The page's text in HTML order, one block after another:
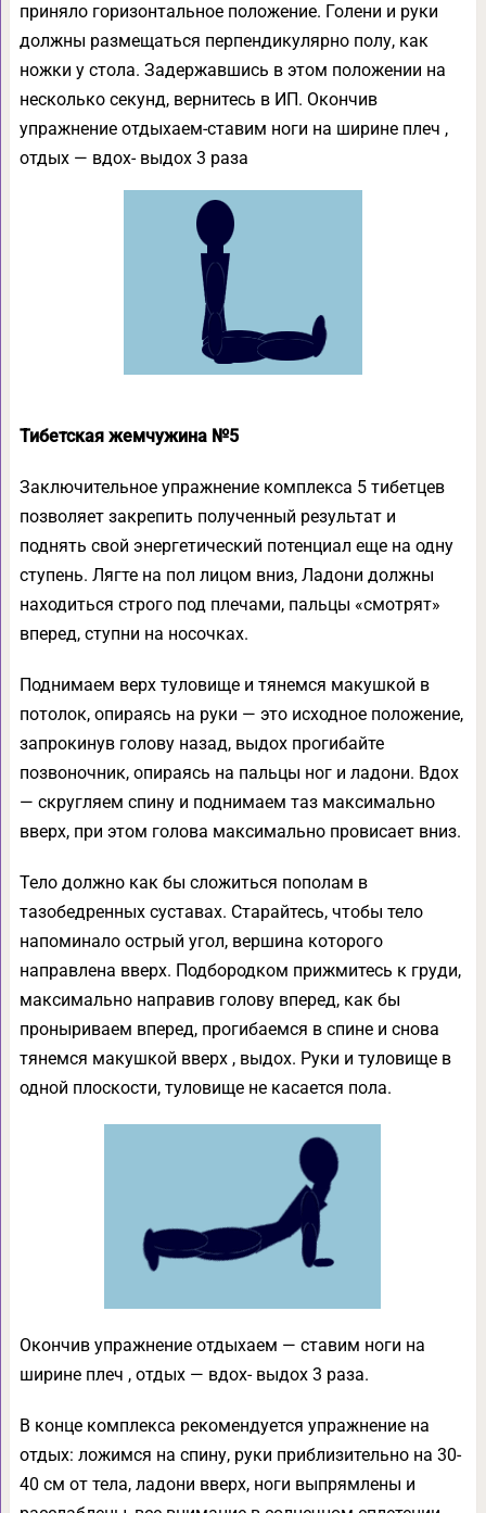
приняло горизонтальное положение. Голени и руки
должны размещаться перпендикулярно полу, как
ножки у стола. Задержавшись в этом положении на
несколько секунд, вернитесь в ИП. Окончив
упражнение отдыхаем-ставим ноги на ширине плеч ,
отдых — вдох- выдох 3 раза
Тибетская жемчужина №5
Заключительное упражнение комплекса 5 тибетцев
позволяет закрепить полученный результат и
поднять свой энергетический потенциал еще на одну
ступень. Лягте на пол лицом вниз, Ладони должны
находиться строго под плечами, пальцы «смотрят»
вперед, ступни на носочках.
Поднимаем верх туловище и тянемся макушкой в
потолок, опираясь на руки — это исходное положение,
запрокинув голову назад, выдох прогибайте
позвоночник, опираясь на пальцы ног и ладони. Вдох
— скругляем спину и поднимаем таз максимально
вверх, при этом голова максимально провисает вниз.
Тело должно как бы сложиться пополам в
тазобедренных суставах. Старайтесь, чтобы тело
напоминало острый угол, вершина которого
направлена вверх. Подбородком прижмитесь к груди,
максимально направив голову вперед, как бы
проныриваем вперед, прогибаемся в спине и снова
тянемся макушкой вверх , выдох. Руки и туловище в
одной плоскости, туловище не касается пола.
Окончив упражнение отдыхаем — ставим ноги на
ширине плеч , отдых — вдох- выдох 3 раза.
В конце комплекса рекомендуется упражнение на
отдых: ложимся на спину, руки приблизительно на 30-
40 см от тела, ладони вверх, ноги выпрямлены и